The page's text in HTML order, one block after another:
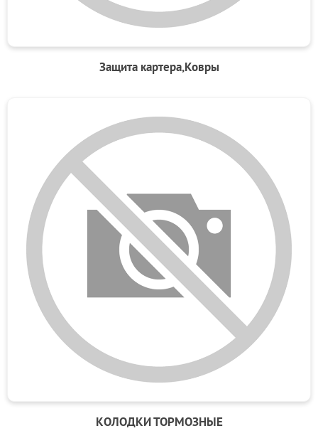
Защита картера,Ковры
КОЛОДКИ ТОРМОЗНЫЕ